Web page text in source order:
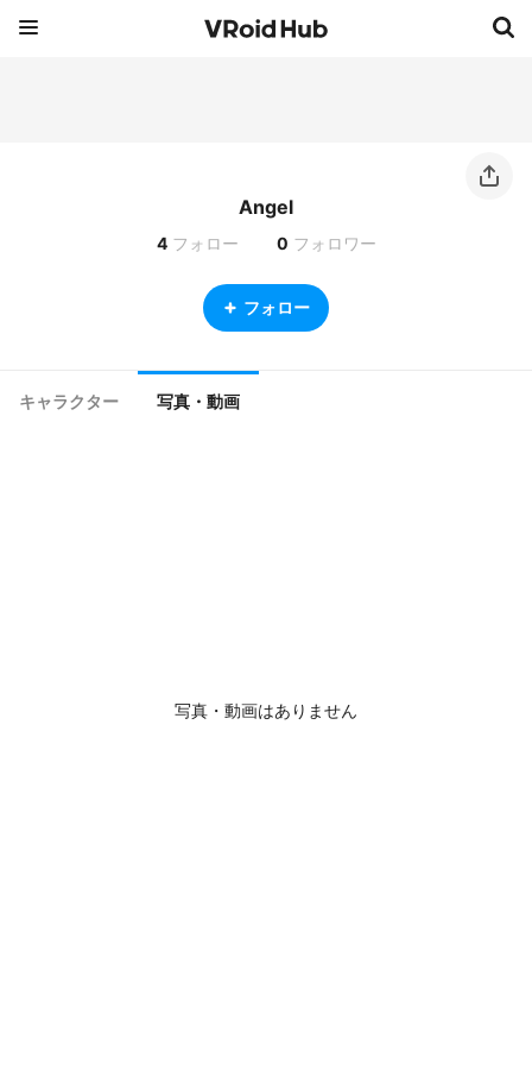
Angel
4 フォロー 0 フォロワー
フォロー
キャラクター 写真・動画
写真・動画はありません